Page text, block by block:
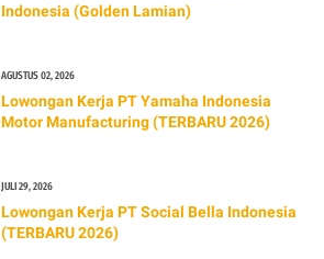
Indonesia (Golden Lamian)
AGUSTUS 02, 2026
Lowongan Kerja PT Yamaha Indonesia
Motor Manufacturing (TERBARU 2026)
JULI 29, 2026
Lowongan Kerja PT Social Bella Indonesia
(TERBARU 2026)